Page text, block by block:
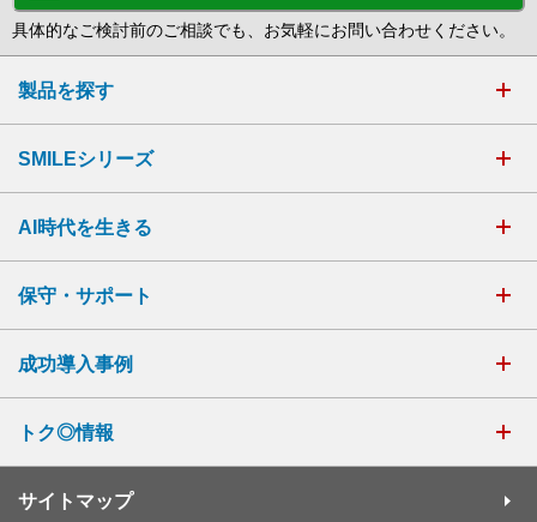
具体的なご検討前のご相談でも、お気軽にお問い合わせください。
製品を探す
SMILEシリーズ
AI時代を生きる
保守・サポート
成功導入事例
トク◎情報
サイトマップ